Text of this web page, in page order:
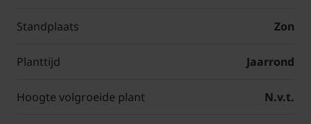
Standplaats Zon
Planttijd Jaarrond
Hoogte volgroeide plant N.v.t.